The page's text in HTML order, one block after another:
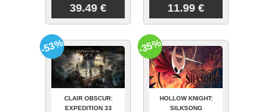
39.49 € 11.99 €
CLAIR OBSCUR:
EXPEDITION 33
-53%
HOLLOW KNIGHT:
SILKSONG
-35%